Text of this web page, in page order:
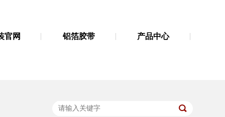
官网 铝箔胶带 产品中心